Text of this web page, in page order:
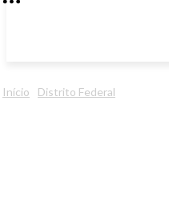
Início Distrito Federal